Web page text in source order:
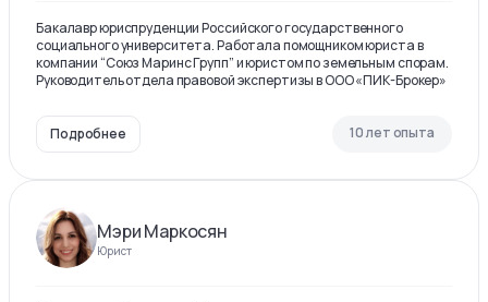
Бакалавр юриспруденции Российского государственного
социального университета. Работала помощником юриста в
компании “Союз Маринс Групп” и юристом по земельным спорам.
Руководитель отдела правовой экспертизы в ООО «ПИК-Брокер»
Подробнее 10 лет опыта
Мэри Маркосян
Юрист